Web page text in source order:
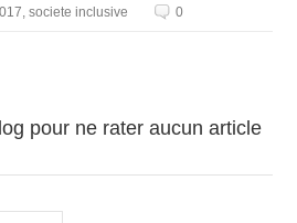
,societe inclusive 0
pour ne rater aucun article